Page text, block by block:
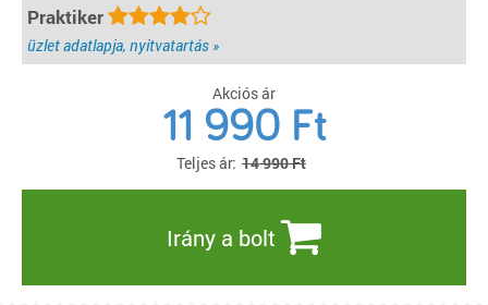
Praktiker
üzlet adatlapja, nyitvatartás »
Akciós ár
11 990 Ft
Teljes ár: 14 990 Ft
Irány a bolt